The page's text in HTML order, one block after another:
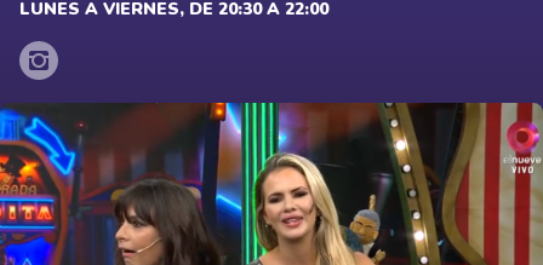
LUNES A VIERNES, DE 20:30 A 22:00